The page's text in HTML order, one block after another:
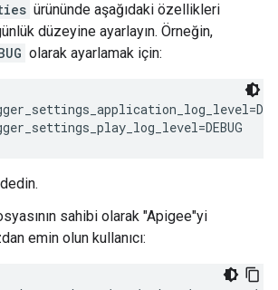
ürününde aşağıdaki özellikleri
düzeyine ayarlayın. Örneğin,
olarak ayarlamak için:
sahibi olarak "Apigee"yi
emin olun kullanıcı: